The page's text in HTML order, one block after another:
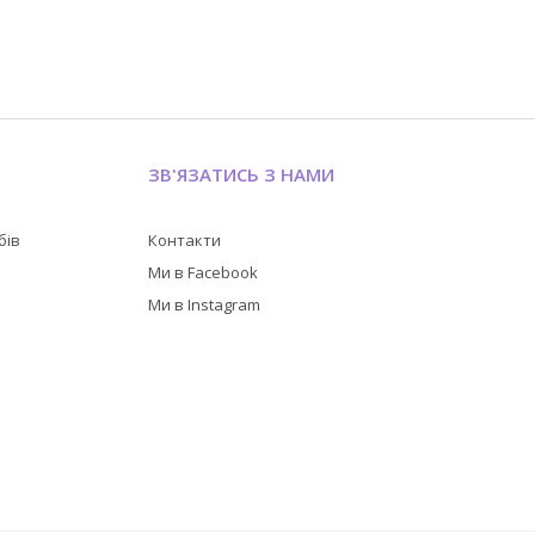
ЗВ'ЯЗАТИСЬ З НАМИ
Контакти
Ми в Facebook
Ми в Instagram